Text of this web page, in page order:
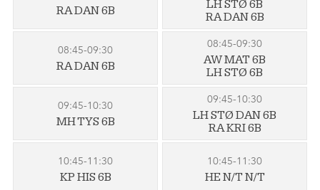
RA DAN 6B
08:45-09:30
RA DAN 6B
09:45-10:30
MH TYS 6B
10:45-11:30
KP HIS 6B
LH STØ 6B
RA DAN 6B
08:45-09:30
AW MAT 6B
LH STØ 6B
09:45-10:30
LH STØ DAN 6B
RA KRI 6B
10:45-11:30
HE N/T N/T